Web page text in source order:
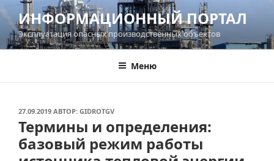
Перейти
содержимому
ИНФОРМАЦИОННЫЙ ПОРТАЛ
Эксплуатация опасных производственных объектов
Меню
ОПУБЛИКОВАНО
27.09.2019 АВТОР: GIDROTGV
Термины и определения:
базовый режим работы